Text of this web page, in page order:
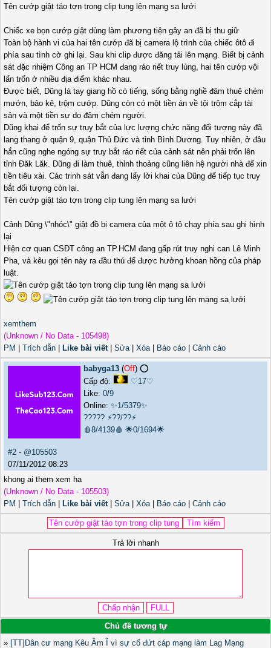
Tên cướp giật táo tợn trong clip tung lên mạng sa lưới
Chiếc xe bọn cướp giật dùng làm phương tiện gây an đã bị thu giữ
Toàn bộ hành vi của hai tên cướp đã bị camera lộ trình của chiếc ôtô đi
phía sau tình cờ ghi lại. Sau khi clip được đăng tải lên mạng. Biết bị cảnh
sát đặc nhiệm Công an TP HCM đang ráo riết truy lùng, hai tên cướp vội
lẩn trốn ở nhiều địa điểm khác nhau.
Được biết, Dũng là tay giang hồ có tiếng, sống bằng nghề đâm thuê chém
mướn, bảo kê, trộm cướp. Dũng còn có một tiền án về tội trộm cắp tài
sản và một tiền sự do đâm chém người.
Dũng khai để trốn sự truy bắt của lực lượng chức năng đối tượng này đã
lang thang ở quận 9, quận Thủ Đức và tỉnh Bình Dương. Tuy nhiên, ở đâu
hắn cũng nghe ngóng sự truy bắt ráo riết của cảnh sát nên phải trốn lên
tỉnh Đăk Lăk. Dũng đi làm thuê, thỉnh thoảng cũng liên hệ người nhà để xin
tiền tiêu xài. Các trinh sát vẫn đang lấy lời khai của Dũng để tiếp tục truy
bắt đối tượng còn lại.
Tên cướp giật táo tợn trong clip tung lên mạng sa lưới
Cảnh Dũng \"nhóc\" giật đồ bị camera của một ô tô chạy phía sau ghi hình
lại
Hiện cơ quan CSĐT công an TP.HCM đang gấp rút truy nghi can Lê Minh
Pha, và kêu gọi tên này ra đầu thú để được hưởng khoan hồng của pháp
luật.
xemthem
(Unknown / No Data - 105498)
PM
Trích dẫn Like bài viết| Sửa| Xóa| Báo cáo Cảnh cáo
babyga13 (Off) ⭕️
Cấp độ:
♡17♡
Like: 0/9
Online: ✨1/5379✨
????? ⚡??/??⚡
🩸8/4139🩸 🌟0/1694🌟
#2 - @105503
07/11/2012 08:23
khong ai them xem ha
(Unknown / No Data - 105503)
PM
Trích dẫn Like bài viết| Sửa| Xóa| Báo cáo Cảnh cáo
Trả lời nhanh
Chủ đề tương tự
» [TT]Dân cư mạng Kêu Ầm Ĩ vì sự cố đứt cáp mạng làm Lag Mạng